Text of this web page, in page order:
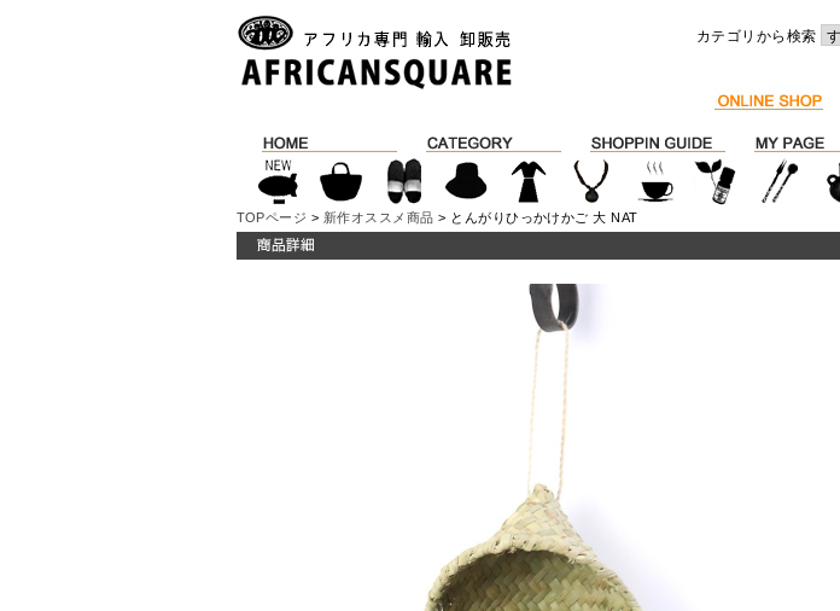
カテゴリから検索
TOPページ > 新作オススメ商品 > とんがりひっかけかご 大 NAT